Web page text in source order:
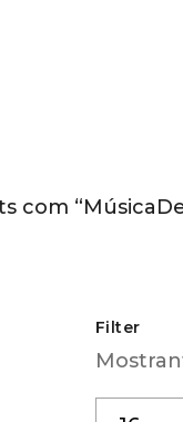
com
Filter